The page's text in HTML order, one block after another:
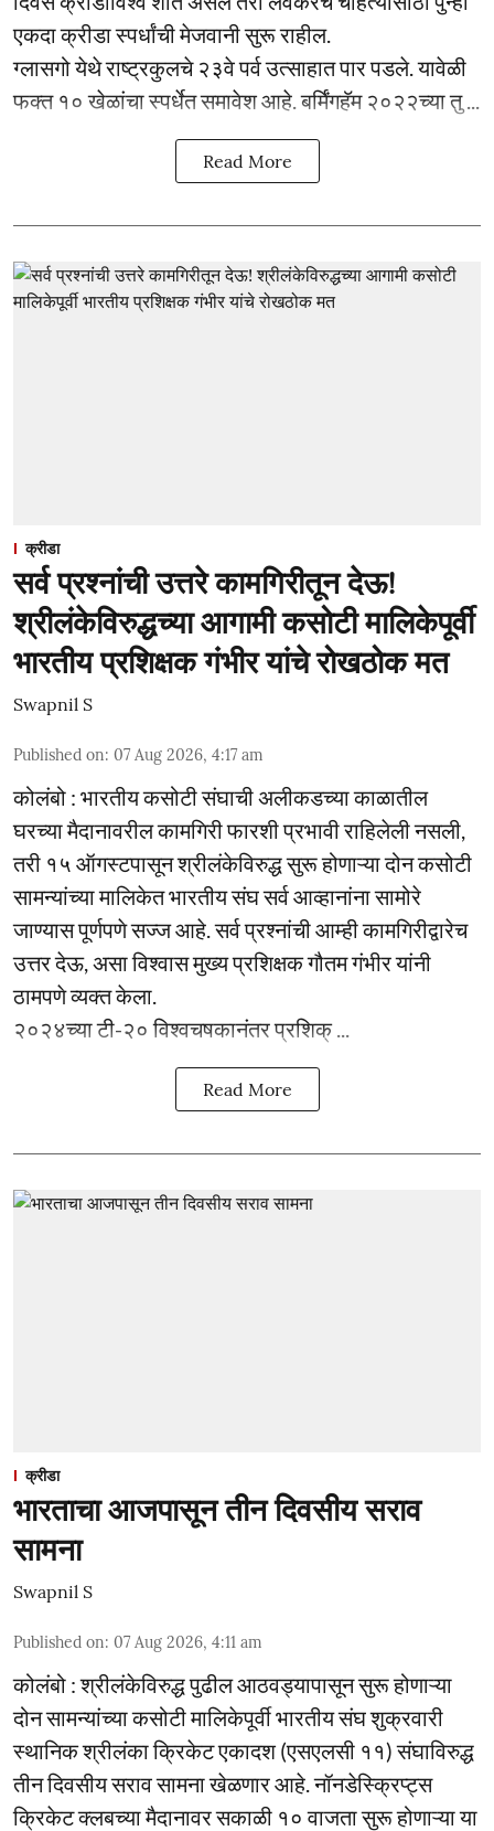
एकदा क्रीडा स्पर्धांची मेजवानी सुरू राहील.
ग्लासगो येथे राष्ट्रकुलचे २३वे पर्व उत्साहात पार पडले. यावेळी
फक्त १० खेळांचा स्पर्धेत समावेश आहे. बर्मिंगहॅम २०२२च्या तु ...
Read More
क्रीडा
सर्व प्रश्नांची उत्तरे कामगिरीतून देऊ!
श्रीलंकेविरुद्धच्या आगामी कसोटी मालिकेपूर्वी
भारतीय प्रशिक्षक गंभीर यांचे रोखठोक मत
Swapnil S
Published on: 07 Aug 2026, 4:17 am
कोलंबो : भारतीय कसोटी संघाची अलीकडच्या काळातील
घरच्या मैदानावरील कामगिरी फारशी प्रभावी राहिलेली नसली,
तरी १५ ऑगस्टपासून श्रीलंकेविरुद्ध सुरू होणाऱ्या दोन कसोटी
सामन्यांच्या मालिकेत भारतीय संघ सर्व आव्हानांना सामोरे
जाण्यास पूर्णपणे सज्ज आहे. सर्व प्रश्नांची आम्ही कामगिरीद्वारेच
उत्तर देऊ, असा विश्वास मुख्य प्रशिक्षक गौतम गंभीर यांनी
ठामपणे व्यक्त केला.
२०२४च्या टी-२० विश्वचषकानंतर प्रशिक् ...
Read More
क्रीडा
भारताचा आजपासून तीन दिवसीय सराव
सामना
Swapnil S
Published on: 07 Aug 2026, 4:11 am
कोलंबो : श्रीलंकेविरुद्ध पुढील आठवड्यापासून सुरू होणाऱ्या
दोन सामन्यांच्या कसोटी मालिकेपूर्वी भारतीय संघ शुक्रवारी
स्थानिक श्रीलंका क्रिकेट एकादश (एसएलसी ११) संघाविरुद्ध
तीन दिवसीय सराव सामना खेळणार आहे. नॉनडेस्क्रिप्ट्स
क्रिकेट क्लबच्या मैदानावर सकाळी १० वाजता सुरू होणाऱ्या या